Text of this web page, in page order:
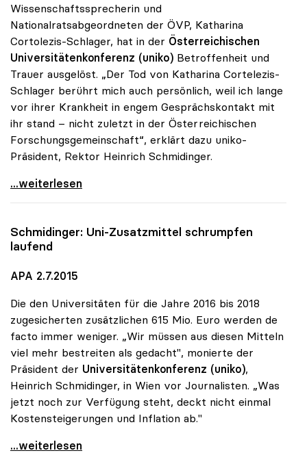
Wissenschaftssprecherin und
Nationalratsabgeordneten der ÖVP, Katharina
Cortolezis-Schlager, hat in der Österreichischen
Universitätenkonferenz (uniko) Betroffenheit und
Trauer ausgelöst. „Der Tod von Katharina Cortelezis-
Schlager berührt mich auch persönlich, weil ich lange
vor ihrer Krankheit in engem Gesprächskontakt mit
ihr stand – nicht zuletzt in der Österreichischen
Forschungsgemeinschaft“, erklärt dazu uniko-
Präsident, Rektor Heinrich Schmidinger.
uniko-Präsident zum Tod von Katharina
...weiterlesen
Schmidinger: Uni-Zusatzmittel schrumpfen
laufend
APA 2.7.2015
Die den Universitäten für die Jahre 2016 bis 2018
zugesicherten zusätzlichen 615 Mio. Euro werden de
facto immer weniger. „Wir müssen aus diesen Mitteln
viel mehr bestreiten als gedacht", monierte der
Präsident der Universitätenkonferenz (uniko),
Heinrich Schmidinger, in Wien vor Journalisten. „Was
jetzt noch zur Verfügung steht, deckt nicht einmal
Kostensteigerungen und Inflation ab."
Schmidinger: Uni-Zusatzmittel schrumpfen laufend
...weiterlesen